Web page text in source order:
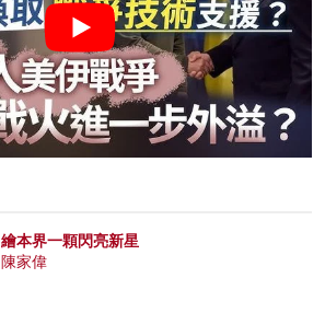
繪本界一顆閃亮新星
陳家偉